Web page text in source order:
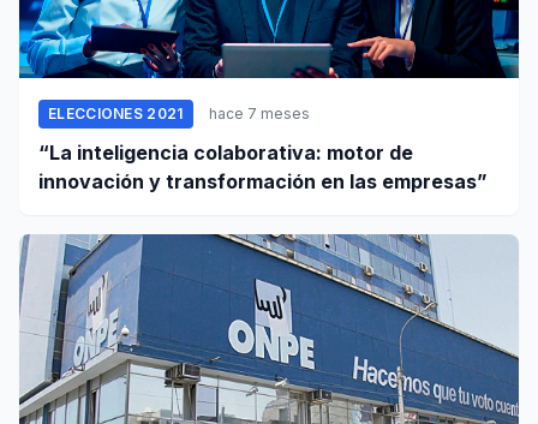
ELECCIONES 2021 hace 7 meses
“La inteligencia colaborativa: motor de
innovación y transformación en las empresas”